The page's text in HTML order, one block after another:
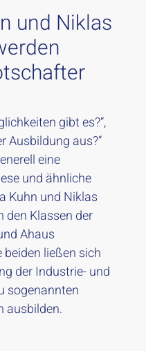
und Niklas
gibt es?“,
Ausbildung aus?“
eine
und ähnliche
Kuhn und Niklas
den Klassen der
Ahaus
ließen sich
der Industrie- und
sogenannten
ausbilden.